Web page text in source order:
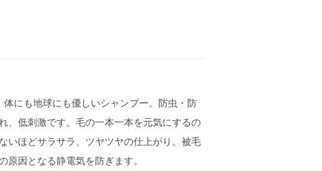
体にも地球にも優しいシャンプー。防虫・防
、低刺激です。毛の一本一本を元気にするの
いほどサラサラ、ツヤツヤの仕上がり。被毛
原因となる静電気を防ぎます。